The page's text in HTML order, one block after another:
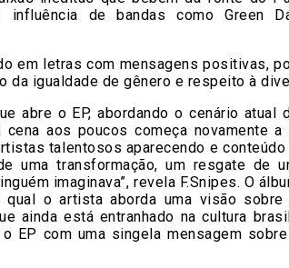
influência de bandas como Green
em letras com mensagens positivas,
da igualdade de gênero e respeito à
abre o EP, abordando o cenário atual
cena aos poucos começa novamente a
talentosos aparecendo e
uma transformação, um resgate de
imaginava”, revela F.Snipes. O
qual o artista aborda uma visão sobre
ainda está entranhado na cultura
EP com uma singela mensagem